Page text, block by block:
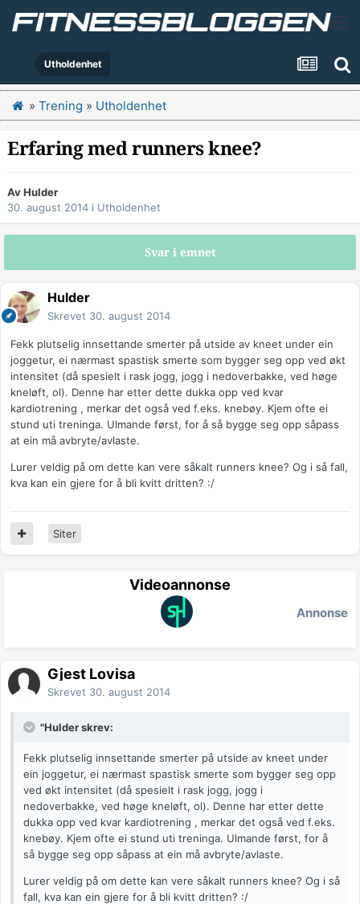
Utholdenhet
» Trening » Utholdenhet
Erfaring med runners knee?
AvHulder
30. august 2014 i Utholdenhet
Svar i emnet
Hulder
Skrevet 30. august 2014
Fekk plutselig innsettande smerter på utside av kneet under ein
joggetur, ei nærmast spastisk smerte som bygger seg opp ved økt
intensitet (då spesielt i rask jogg, jogg i nedoverbakke, ved høge
kneløft, ol). Denne har etter dette dukka opp ved kvar
kardiotrening , merkar det også ved f.eks. knebøy. Kjem ofte ei
stund uti treninga. Ulmande først, for å så bygge seg opp såpass
at ein må avbryte/avlaste.
Lurer veldig på om dette kan vere såkalt runners knee? Og i så fall,
kva kan ein gjere for å bli kvitt dritten? :/
Siter
Videoannonse
Annonse
Gjest Lovisa
Skrevet 30. august 2014
"Hulder skrev:
Fekk plutselig innsettande smerter på utside av kneet under
ein joggetur, ei nærmast spastisk smerte som bygger seg opp
ved økt intensitet (då spesielt i rask jogg, jogg i
nedoverbakke, ved høge kneløft, ol). Denne har etter dette
dukka opp ved kvar kardiotrening , merkar det også ved f.eks.
knebøy. Kjem ofte ei stund uti treninga. Ulmande først, for å
så bygge seg opp såpass at ein må avbryte/avlaste.
Lurer veldig på om dette kan vere såkalt runners knee? Og i så
fall, kva kan ein gjere for å bli kvitt dritten? :/